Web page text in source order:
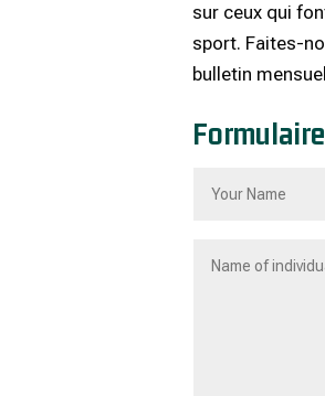
sur ceux qui
sport. Faites-
bulletin